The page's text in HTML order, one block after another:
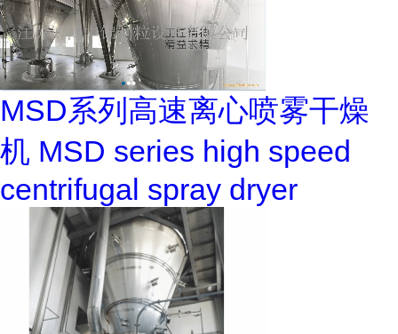
MSD系列高速离心喷雾干燥
机 MSD series high speed
centrifugal spray dryer